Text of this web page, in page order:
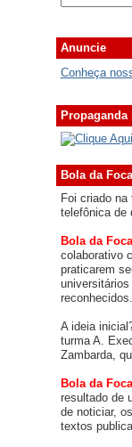
Anuncie
Conheça
Propaganda
Bola da
Foi criado
telefônica de
Bola da Foca
colaborativo
praticarem
reconhecidos.
A ideia
turma A.
Zambarda,
Bola da Foca
resultado de
de noticiar,
textos